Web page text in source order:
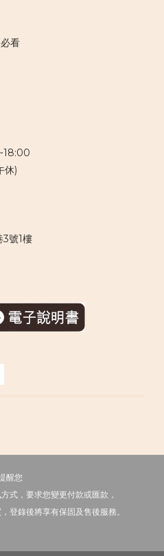
看
休)
號1樓
醒您
式，要求您變更付款或匯款，
登錄後將享有保固及售後服務。